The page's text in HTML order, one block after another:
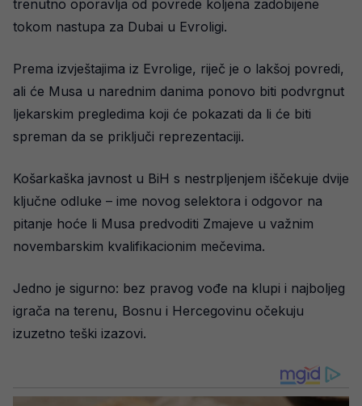
trenutno oporavlja od povrede koljena zadobijene
tokom nastupa za Dubai u Evroligi.
Prema izvještajima iz Evrolige, riječ je o lakšoj povredi,
ali će Musa u narednim danima ponovo biti podvrgnut
ljekarskim pregledima koji će pokazati da li će biti
spreman da se priključi reprezentaciji.
Košarkaška javnost u BiH s nestrpljenjem iščekuje dvije
ključne odluke – ime novog selektora i odgovor na
pitanje hoće li Musa predvoditi Zmajeve u važnim
novembarskim kvalifikacionim mečevima.
Jedno je sigurno: bez pravog vođe na klupi i najboljeg
igrača na terenu, Bosnu i Hercegovinu očekuju
izuzetno teški izazovi.